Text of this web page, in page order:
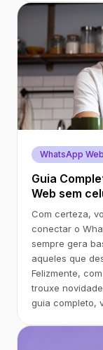
WhatsApp Web
Guia
Web sem
Com certeza,
conectar o
sempre gera
aqueles que
Felizmente,
trouxe
guia completo,